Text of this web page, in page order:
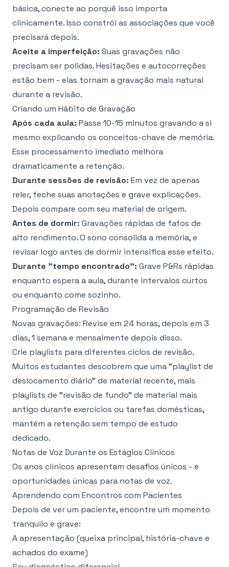
básica, conecte ao porquê isso importa
clinicamente. Isso constrói as associações que você
precisará depois.
Aceite a imperfeição: Suas gravações não
precisam ser polidas. Hesitações e autocorreções
estão bem - elas tornam a gravação mais natural
durante a revisão.
Criando um Hábito de Gravação
Após cada aula: Passe 10-15 minutos gravando a si
mesmo explicando os conceitos-chave de memória.
Esse processamento imediato melhora
dramaticamente a retenção.
Durante sessões de revisão: Em vez de apenas
reler, feche suas anotações e grave explicações.
Depois compare com seu material de origem.
Antes de dormir: Gravações rápidas de fatos de
alto rendimento. O sono consolida a memória, e
revisar logo antes de dormir intensifica esse efeito.
Durante "tempo encontrado": Grave P&Rs rápidas
enquanto espera a aula, durante intervalos curtos
ou enquanto come sozinho.
Programação de Revisão
Novas gravações: Revise em 24 horas, depois em 3
dias, 1 semana e mensalmente depois disso.
Crie playlists para diferentes ciclos de revisão.
Muitos estudantes descobrem que uma "playlist de
deslocamento diário" de material recente, mais
playlists de "revisão de fundo" de material mais
antigo durante exercícios ou tarefas domésticas,
mantém a retenção sem tempo de estudo
dedicado.
Notas de Voz Durante os Estágios Clínicos
Os anos clínicos apresentam desafios únicos - e
oportunidades únicas para notas de voz.
Aprendendo com Encontros com Pacientes
Depois de ver um paciente, encontre um momento
tranquilo e grave:
A apresentação (queixa principal, história-chave e
achados do exame)